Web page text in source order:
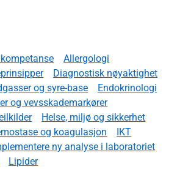
Allergologi
Diagnostisk nøyaktighet
og syre-base
Endokrinologi
og vevsskademarkører
Helse, miljø og sikkerhet
og koagulasjon
IKT
ny analyse i laboratoriet
Lipider